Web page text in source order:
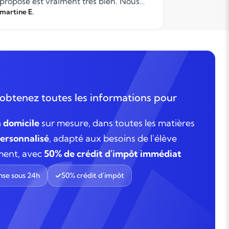
sommes ravis et nous recommandons
martine E.
toutes les informations pour
domicile sur mesure, dans toutes les matières
, adapté aux besoins de l'élève
avec50% de crédit d'impôt immédiat
sous 24h 50% crédit d'impôt